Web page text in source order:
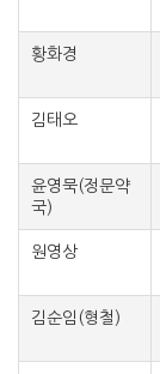
황화경
김태오
윤영묵(정문약
국)
원영상
김순임(형철)